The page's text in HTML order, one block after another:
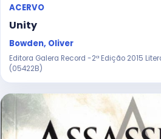
ACERVO
Unity
Bowden, Oliver
Editora Galera Record -2ª Edição 2015
(05422B)